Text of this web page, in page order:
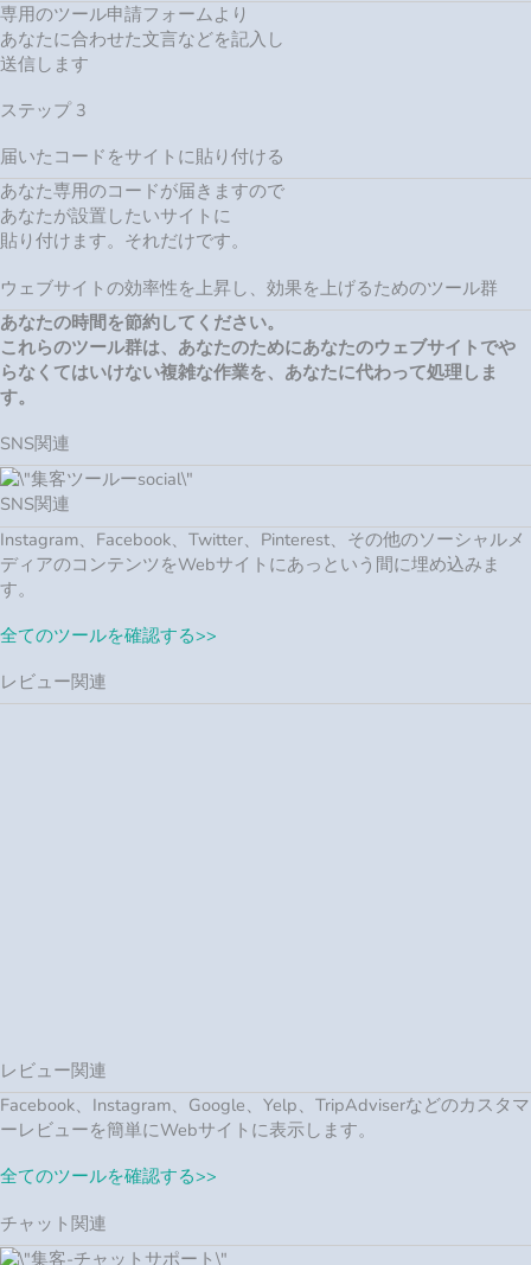
専用のツール申請フォームより
あなたに合わせた文言などを記入し
送信します
ステップ 3
届いたコードをサイトに貼り付ける
あなた専用のコードが届きますので
あなたが設置したいサイトに
貼り付けます。それだけです。
ウェブサイトの効率性を上昇し、効果を上げるためのツール群
あなたの時間を節約してください。
これらのツール群は、あなたのためにあなたのウェブサイトでや
らなくてはいけない複雑な作業を、あなたに代わって処理しま
す。
SNS関連
SNS関連
Instagram、Facebook、Twitter、Pinterest、その他のソーシャルメ
ディアのコンテンツをWebサイトにあっという間に埋め込みま
す。
全てのツールを確認する>>
レビュー関連
全てのツールを確認する>>
フォーム関連